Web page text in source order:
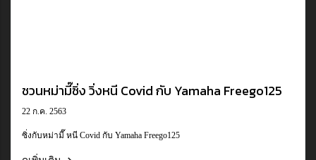
ชวนหม่ามี๊ซิ่ง วิ่งหนี Covid กับ Yamaha Freego125
22 ก.ค. 2563
ซิ่งกับหม่ามี๊ หนี Covid กับ Yamaha Freego125